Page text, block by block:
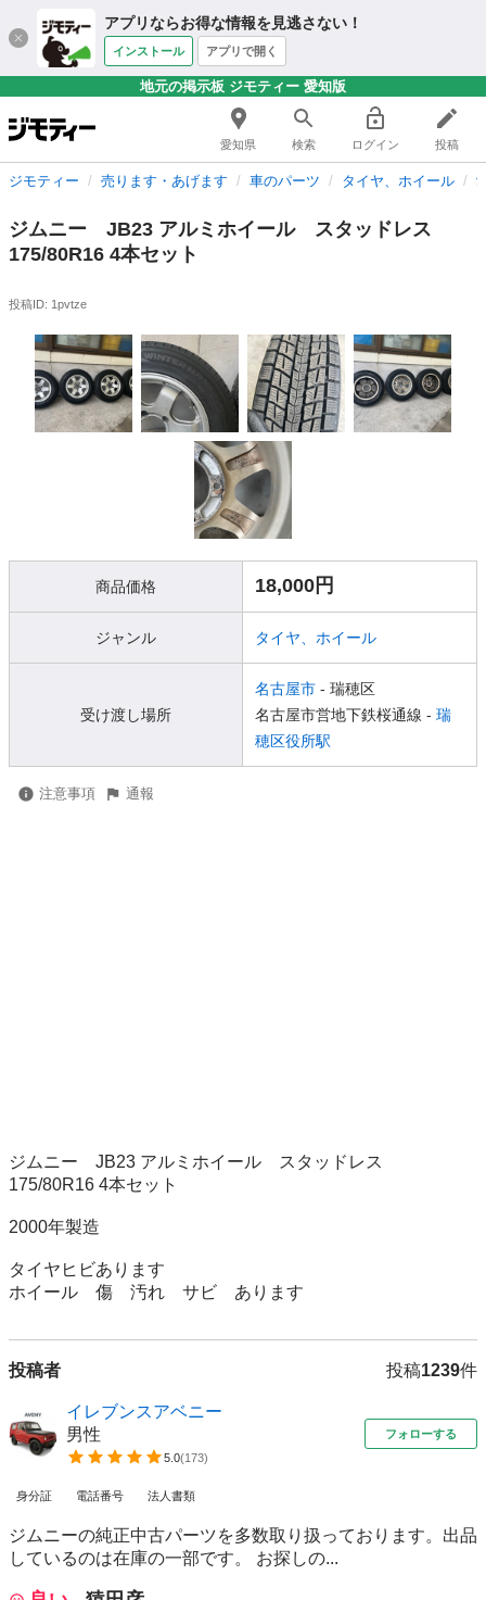
アプリならお得な情報を見逃さない！
インストール アプリで開く
地元の掲示板 ジモティー 愛知版
愛知県 検索 ログイン 投稿
ジモティー 売ります・あげます 車のパーツ タイヤ、ホイール
ジムニー JB23 アルミホイール スタッドレス
175/80R16 4本セット
投稿ID: 1pvtze
商品価格 18,000円
ジャンル タイヤ、ホイール
受け渡し場所
名古屋市 - 瑞穂区
名古屋市営地下鉄桜通線 - 瑞
穂区役所駅
注意事項 通報
ジムニー　JB23 アルミホイール　スタッドレス
175/80R16 4本セット
2000年製造
タイヤヒビあります
ホイール　傷　汚れ　サビ　あります
投稿者 投稿1239件
イレブンスアベニー
男性
5.0(173)
フォローする
身分証 電話番号 法人書類
ジムニーの純正中古パーツを多数取り扱っております。出品
しているのは在庫の一部です。 お探しの...